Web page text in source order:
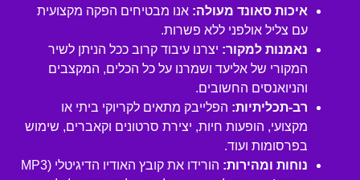
איכות סאונד מעולה: אנו מבטיחים הפקה מקצועית
עם צליל אולפני ללא פשרות.
נאמנות למקור: יצרנו עיבוד קרוב ככל הניתן לשיר
המקורי של אליעד ושמרנו על כל הכלים, המקצבים
והניואנסים החשובים.
רב-תכליתיות: הפלייבק מתאים לקריוקי ביתי או
מקצועי, הופעות חיות, יצירת סרטונים וקאברים, שימוש
בפרסומות ועוד.
נוחות ומהירות:
הורידו את קובץ האודיו הדיגיטלי (MP3